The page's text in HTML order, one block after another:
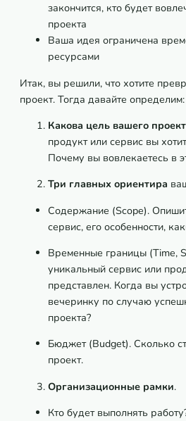
закончится, кто будет
проекта
Ваша идея ограничена
ресурсами
Итак, вы решили, что хотите
проект. Тогда давайте определим:
Какова цель вашего
продукт или сервис вы
Почему вы вовлекаетесь в
Три главных ориентира
Содержание (Scope).
сервис, его особенности,
Временные границы (Time,
уникальный сервис или
представлен. Когда вы
вечеринку по случаю
проекта?
Бюджет (Budget). Сколько
проект.
Организационные рамки.
Кто будет выполнять